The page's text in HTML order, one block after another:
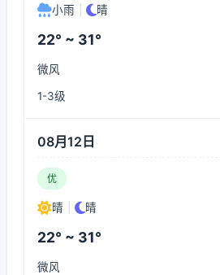
小雨 晴
22° ~ 31°
微风
1-3级
08月12日
优
晴 晴
22° ~ 31°
微风